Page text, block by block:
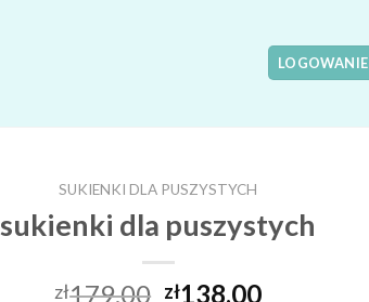
LOGOWANIE
SUKIENKI DLA PUSZYSTYCH
sukienki dla puszystych
zł179.00 zł138.00